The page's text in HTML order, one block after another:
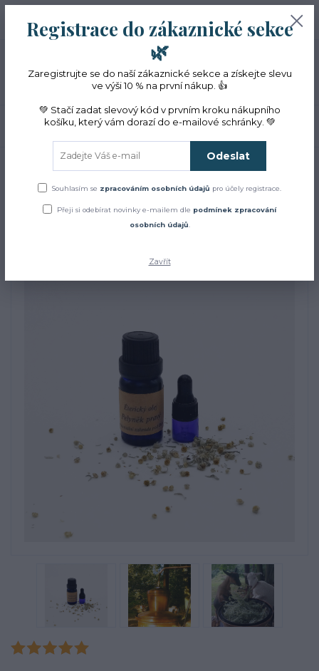
Menu
CZK
Hledat
(Po-Pá, 10-16 hod.)
0ks
0 Kč
Úvod Aromaterapie 100% esenciální olej z BIO pelyňku
100% esenciální olej z BIO
pelyňku
Registrace do zákaznické sekce
🌿
Zaregistrujte se do naší zákaznické sekce a získejte slevu
ve výši 10 % na první nákup. 👍
💚 Stačí zadat slevový kód v prvním kroku nákupního
košíku, který vám dorazí do e-mailové schránky. 💚
Odeslat
Souhlasím se zpracováním osobních údajů pro účely registrace.
Přeji si odebírat novinky e-mailem dle podmínek zpracování
osobních údajů
Zavřít